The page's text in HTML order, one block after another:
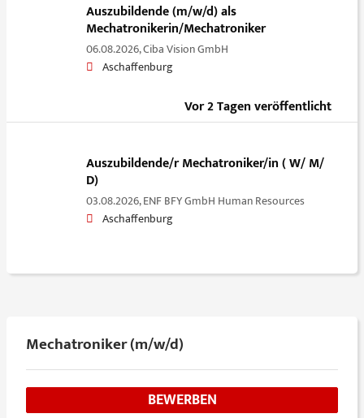
Auszubildende (m/w/d) als
Mechatronikerin/Mechatroniker
06.08.2026,Ciba Vision GmbH
Aschaffenburg
Vor 2 Tagen veröffentlicht
Auszubildende/r Mechatroniker/in ( W/ M/
D)
03.08.2026,ENF BFY GmbH Human Resources
Aschaffenburg
Mechatroniker (m/w/d)
BEWERBEN